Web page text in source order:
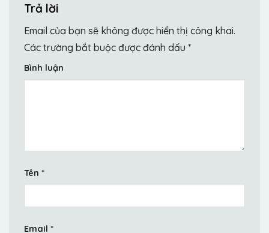
Trả lời
Email của bạn sẽ không được hiển thị công khai.
Các trường bắt buộc được đánh dấu *
Bình luận
Tên *
Email *